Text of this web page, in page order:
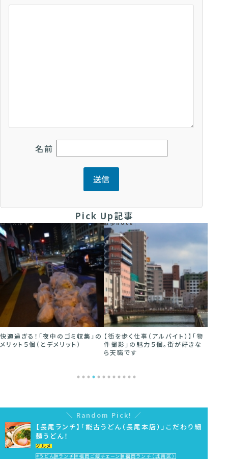
名前
Pick Up記事
ローカルネタ
快適過ぎる！「夜中のゴミ収集」の
メリット５個（とデメリット）
散歩note
【街を歩く仕事（アルバイト）】「物
件撮影」の魅力５個。街が好きな
ら天職です
Random Pick!
【長尾ランチ】「能古うどん（長尾本店）」こだわり細
麺うどん！
グルメ
#うどん #ランチ #福岡ご飯チェーン #福岡ランチ（城南区）